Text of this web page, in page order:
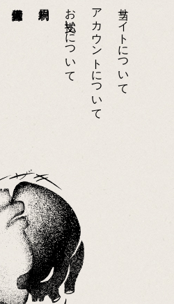
当サイトについて
アカウントについて
お支払いについて